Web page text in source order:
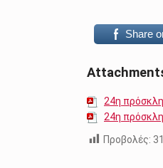
Share
24η
24η
Προβολές: